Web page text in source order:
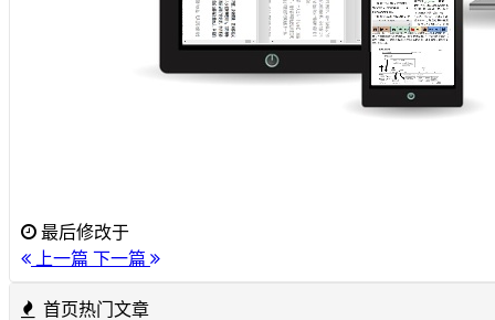
最后修改于
上一篇 下一篇
首页热门文章